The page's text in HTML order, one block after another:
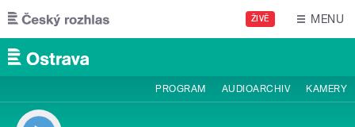
Přejít k hlavnímu obsahu
ŽIVĚ MENU
PROGRAM AUDIOARCHIV KAMERY